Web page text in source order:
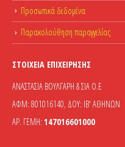
Προσωπικά δεδομένα
Παρακολούθηση παραγγελίας
ΣΤΟΙΧΕΊΑ ΕΠΙΧΕΊΡΗΣΗΣ
ΑΝΑΣΤΑΣΙΑ ΒΟΥΛΓΑΡΗ & ΣΙΑ Ο.Ε
ΑΦΜ: 801016140, ΔΟΥ: ΙΒ' ΑΘΗΝΩΝ
ΑΡ. ΓΕΜΗ: 147016601000